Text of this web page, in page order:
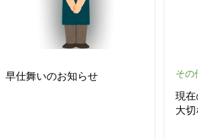
早仕舞いのお知らせ
現在
大切
その